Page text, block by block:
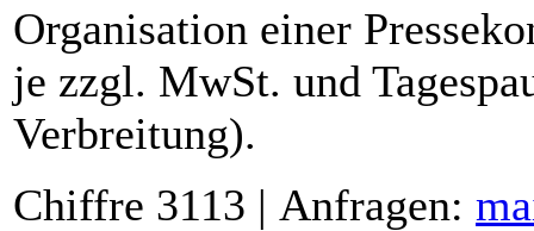
Organisation einer
je zzgl. MwSt. und
Verbreitung).
Chiffre 3113 | Anfragen: